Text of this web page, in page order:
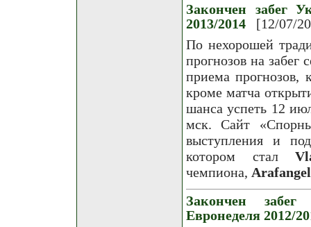
Закончен забег
2013/2014
[12/07/
По нехорошей
прогнозов на забег
приема прогнозов,
кроме матча
шанса успеть 12
мск. Сайт
выступления и
котором стал
чемпиона, Arafangel
Закончен забег
Евронеделя 2012/